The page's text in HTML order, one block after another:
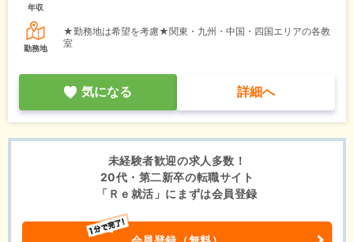
年収
勤務地
★勤務地は希望を考慮★関東・九州・中国・四国エリアの各教
室
気になる 詳細へ
未経験者歓迎の求人多数！
20代・第二新卒の転職サイト
「Ｒｅ就活」にまずは会員登録